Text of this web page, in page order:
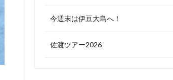
今週末は伊豆大島へ！
佐渡ツアー2026